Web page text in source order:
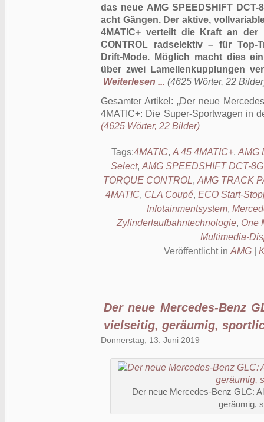
das neue AMG SPEEDSHIFT
acht Gängen. Der aktive,
4MATIC+ verteilt die Kraft an der
CONTROL radselektiv – für Top-
Drift-Mode. Möglich macht dies
über zwei Lamellenkupplungen
Weiterlesen ... (4625 Wörter, 22
Gesamter Artikel:
Der neue
4MATIC+: Die Super-Sportwagen in
(4625 Wörter, 22 Bilder)
Tags:4MATIC, A 45 4MATIC+, AMG
Select, AMG SPEEDSHIFT DCT-
TORQUE CONTROL, AMG TRACK
4MATIC, CLA Coupé, ECO Start-
Infotainmentsystem,
Zylinderlaufbahntechnologie, One
Multimedia-
Veröffentlicht in AMG|
Der neue Mercedes-Benz
vielseitig, geräumig,
Donnerstag, 13. Juni 2019
Der neue Mercedes-Benz GLC:
geräumig,